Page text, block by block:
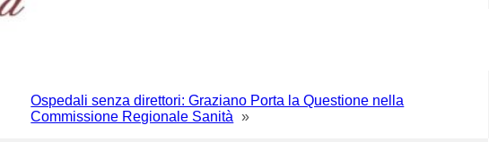
Ospedali senza direttori: Graziano Porta la Questione nella
Commissione Regionale Sanità
»